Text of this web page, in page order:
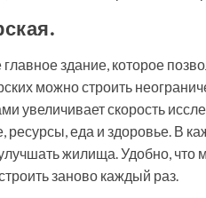
здание, которое
можно строить
увеличивает скорость
ресурсы, еда и здоровье. В
жилища. Удобно, что
заново каждый раз.